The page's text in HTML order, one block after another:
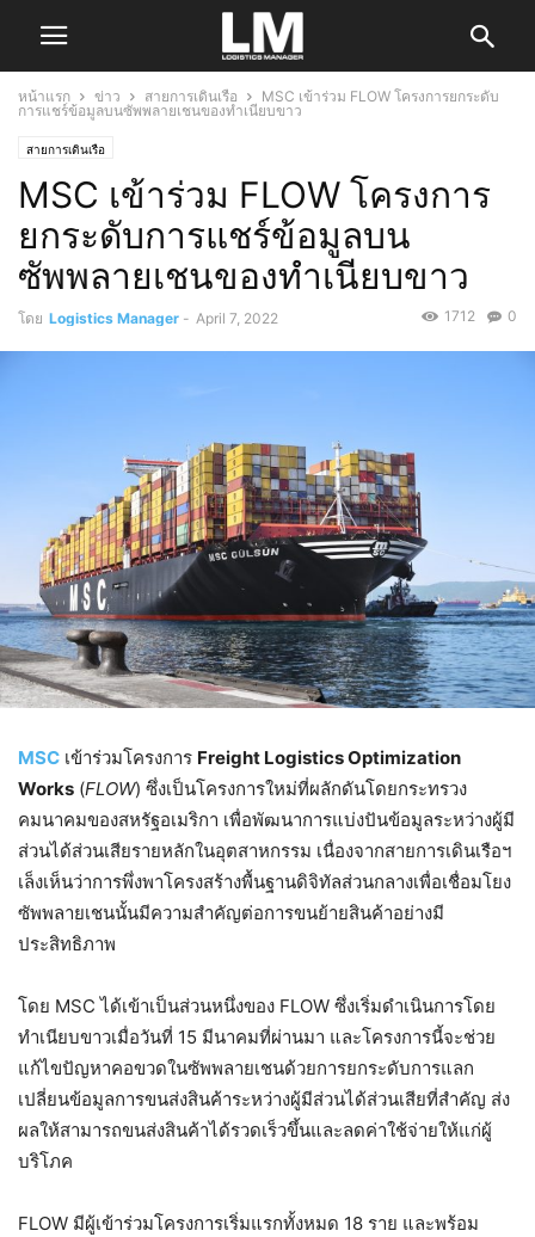
หน้าแรก ข่าว สายการเดินเรือ
MSC เข้าร่วม FLOW โครงการยกระดับ
การแชร์ข้อมูลบนซัพพลายเชนของทำเนียบขาว
สายการเดินเรือ
MSC เข้าร่วม FLOW โครงการ
ยกระดับการแชร์ข้อมูลบน
ซัพพลายเชนของทำเนียบขาว
โดย Logistics Manager - April 7, 2022 0
1712
MSC เข้าร่วมโครงการ Freight Logistics Optimization
Works (FLOW) ซึ่งเป็นโครงการใหม่ที่ผลักดันโดยกระทรวง
คมนาคมของสหรัฐอเมริกา เพื่อพัฒนาการแบ่งปันข้อมูลระหว่างผู้มี
ส่วนได้ส่วนเสียรายหลักในอุตสาหกรรม เนื่องจากสายการเดินเรือฯ
เล็งเห็นว่าการพึ่งพาโครงสร้างพื้นฐานดิจิทัลส่วนกลางเพื่อเชื่อมโยง
ซัพพลายเชนนั้นมีความสำคัญต่อการขนย้ายสินค้าอย่างมี
ประสิทธิภาพ
โดย MSC ได้เข้าเป็นส่วนหนึ่งของ FLOW ซึ่งเริ่มดำเนินการโดย
ทำเนียบขาวเมื่อวันที่ 15 มีนาคมที่ผ่านมา และโครงการนี้จะช่วย
แก้ไขปัญหาคอขวดในซัพพลายเชนด้วยการยกระดับการแลก
เปลี่ยนข้อมูลการขนส่งสินค้าระหว่างผู้มีส่วนได้ส่วนเสียที่สำคัญ ส่ง
ผลให้สามารถขนส่งสินค้าได้รวดเร็วขึ้นและลดค่าใช้จ่ายให้แก่ผู้
บริโภค
FLOW มีผู้เข้าร่วมโครงการเริ่มแรกทั้งหมด 18 ราย และพร้อม